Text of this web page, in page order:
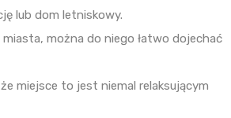
lub dom letniskowy.
można do niego łatwo dojechać
miejsce to jest niemal relaksującym